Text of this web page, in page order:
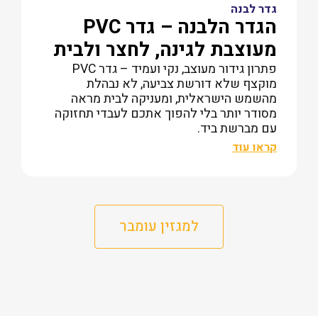
גדר לבנה
הגדר הלבנה – גדר PVC
מעוצבת לגינה, לחצר ולבית
פתרון גידור מעוצב, נקי ועמיד – גדר PVC
מוקצף שלא דורשת צביעה, לא נבהלת
מהשמש הישראלית, ומעניקה לבית מראה
מסודר יותר בלי להפוך אתכם לעבדי תחזוקה
עם מברשת ביד.
קראו עוד
למגזין עומבר